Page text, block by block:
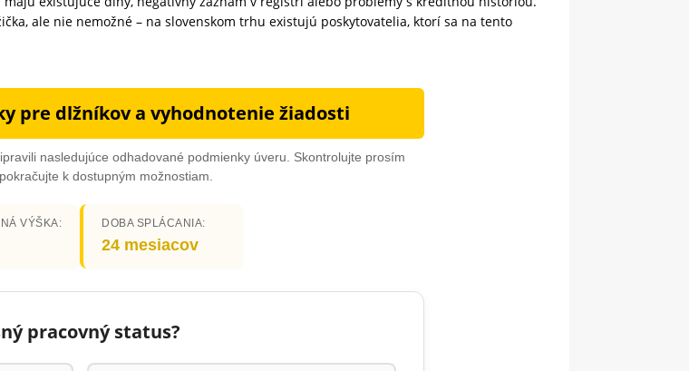
ale nie nemožné – na slovenskom trhu existujú poskytovatelia, ktorí sa na tento
pre dlžníkov a vyhodnotenie žiadosti
nasledujúce odhadované podmienky úveru. Skontrolujte prosím
k dostupným možnostiam.
VÝŠKA: DOBA SPLÁCANIA:
24 mesiacov
pracovný status?